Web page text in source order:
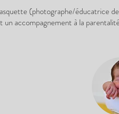
(photographe/éducatrice
un accompagnement à la